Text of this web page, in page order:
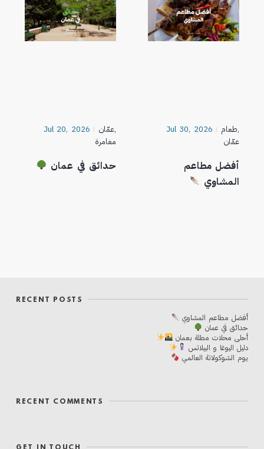
Jul 30, 2026 طعام,
عمّان
أفضل مطاعم
المشاوي
Jul 20, 2026 عمّان,
مغامرة
حدائق في عمان
RECENT POSTS
أفضل مطاعم المشاوي
حدائق في عمان
أحلی محلات مطلة بعمان
دليل اليوغا و البيلاتس
يوم الشوكولاتة العالمي
RECENT COMMENTS